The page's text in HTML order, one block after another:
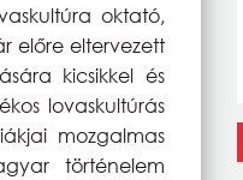
oktató,
előre eltervezett
kicsikkel és
lovaskultúrás
mozgalmas
történelem